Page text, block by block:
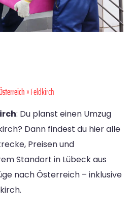
» Feldkirch
: Du planst einen Umzug
Dann findest du hier alle
Preisen und
Standort in Lübeck aus
nach Österreich – inklusive